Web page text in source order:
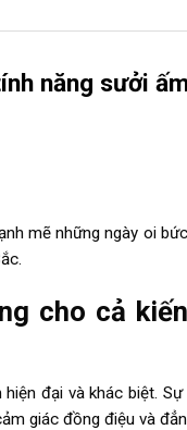
năng sưởi
mẽ những ngày oi
cho cả
đại và khác biệt.
giác đồng điệu và